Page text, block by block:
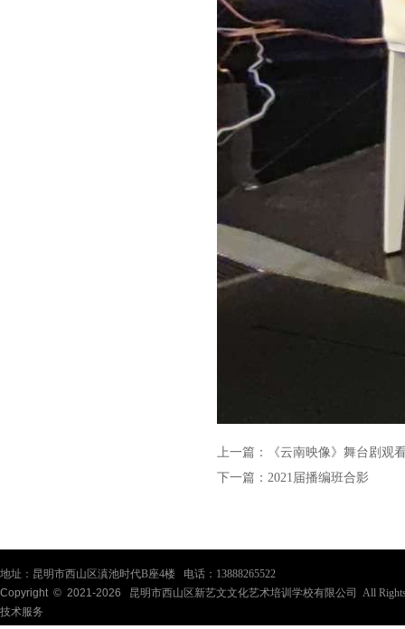
上一篇：
《云南映像》舞台剧观
下一篇： 2021届播编班合影
地址：昆明市西山区滇池时代B座4楼 电话：13888265522
Copyright © 2021-2026
昆明市西山区新艺文文化艺术培训学校有限公司 All
技术服务